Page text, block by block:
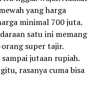
yang harga
minimal 700 juta.
satu ini memang
super tajir.
jutaan rupiah.
rasanya cuma bisa